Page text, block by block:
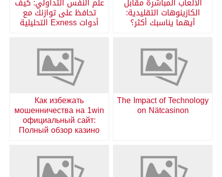
الكازينوهات التقليدية:
أيهما يناسبك أكثر؟
تحافظ على توازنك مع
أدوات Exness التحليلية
The Impact of Technology
on Nätcasinon
Как избежать
мошенничества на 1win
официальный сайт:
Полный обзор казино